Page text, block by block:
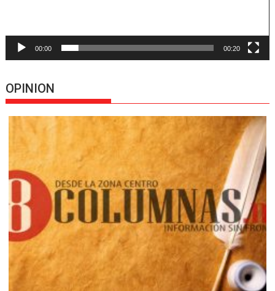
00:00 00:20
OPINION